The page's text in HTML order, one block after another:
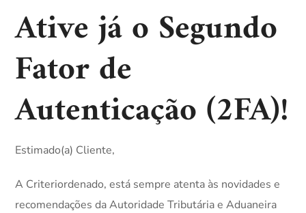
Ative já o Segundo
Fator de
Autenticação (2FA)!
Estimado(a) Cliente,
A Criteriordenado, está sempre atenta às novidades e
recomendações da Autoridade Tributária e Aduaneira